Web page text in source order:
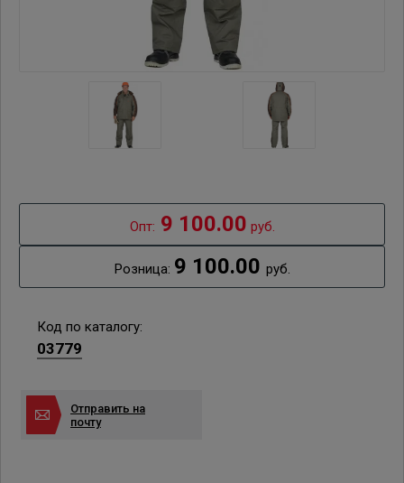
Опт: 9 100.00 руб.
Розница: 9 100.00 руб.
Код по каталогу:
03779
Отправить на
почту